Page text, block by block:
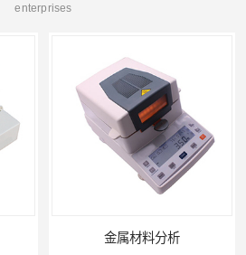
enterprises
金属材料分析